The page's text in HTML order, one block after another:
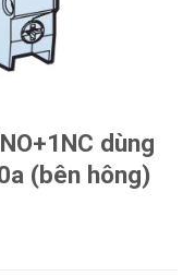
dùng
(bên hông)